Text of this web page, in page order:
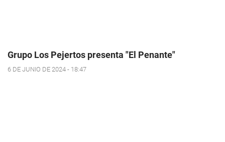
Grupo Los Pejertos presenta "El Penante"
6 DE JUNIO DE 2024 - 18:47